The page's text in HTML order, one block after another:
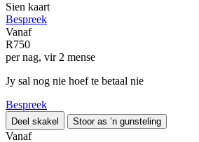
Sien kaart
Bespreek
Vanaf
R750
per nag, vir 2 mense
Jy sal nog nie hoef te betaal nie
Bespreek
Deel skakel Stoor as ’n gunsteling
Vanaf